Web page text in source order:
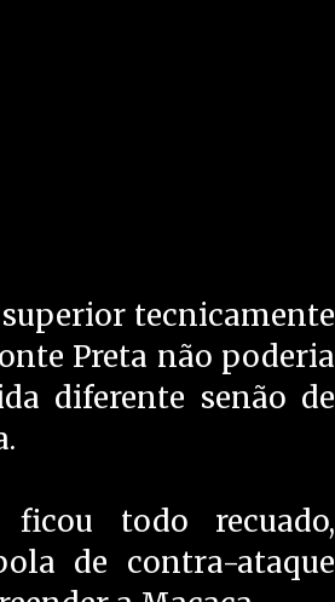
tecnicamente
Preta não poderia
diferente senão de
todo recuado,
de contra-ataque